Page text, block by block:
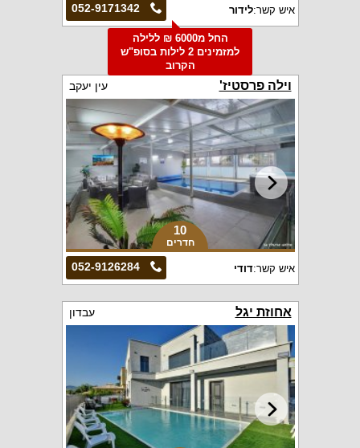
052-9171342 איש קשר:לידור
החל מ6000 ₪ ללילה
למזמינים 2 לילות בסופ"ש
הקרוב
וילה פרסטיז' עין יעקב
10
חדרים
052-9126284 איש קשר:דודי
אחוזת יגל עבדון